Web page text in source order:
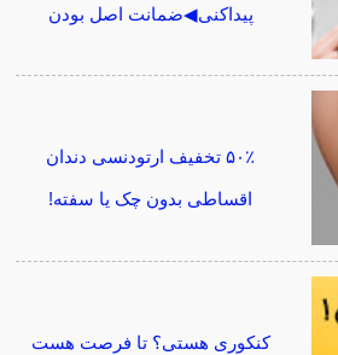
پیداکنی◀ضمانت اصل بودن
۵۰٪ تخفیف ارتودنسی دندان
اقساطی بدون چک یا سفته!
کنکوری هستی؟ تا فرصت هست